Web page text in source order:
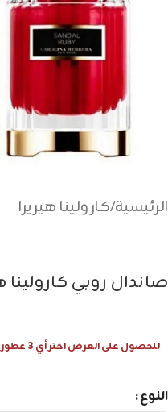
الرئيسية/كارولينا هيريرا
صاندال روبي كارولينا
للحصول على العرض اختر أي 3 عطور وسيتم احتساب 1 عطر مجانا
النوع